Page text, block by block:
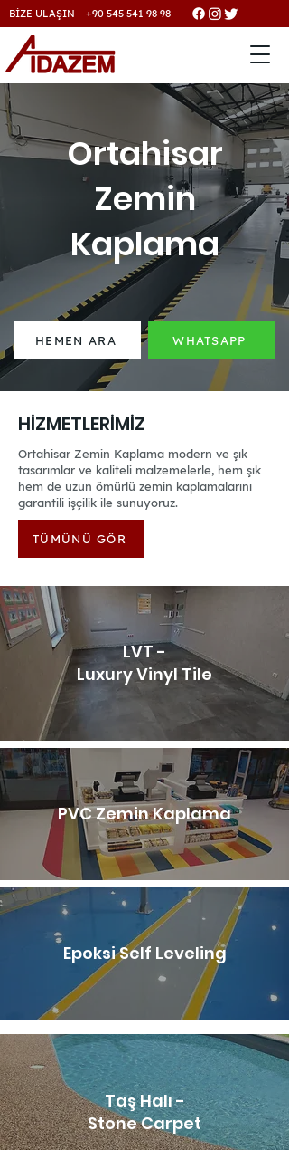
BİZE ULAŞIN +90 545 541 98 98
Ortahisar
Zemin
Kaplama
HEMEN ARA WHATSAPP
HİZMETLERİMİZ
Ortahisar Zemin Kaplama modern ve şık
tasarımlar ve kaliteli malzemelerle, hem şık
hem de uzun ömürlü zemin kaplamalarını
garantili işçilik ile sunuyoruz.
TÜMÜNÜ GÖR
LVT -
Luxury Vinyl Tile
PVC Zemin Kaplama
Epoksi Self Leveling
Taş Halı -
Stone Carpet